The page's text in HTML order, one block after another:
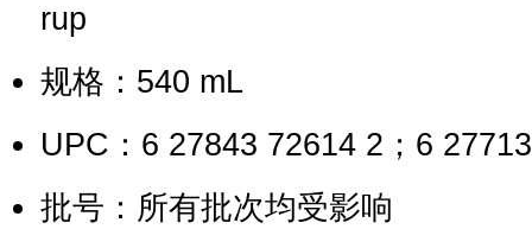
rup
规格：540 mL
UPC：6 27843 72614 2；6
批号：所有批次均受影响